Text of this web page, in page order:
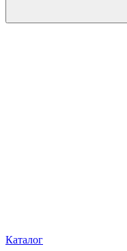
Каталог